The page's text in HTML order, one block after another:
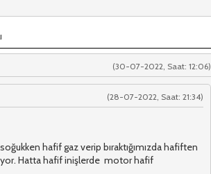
(30-07-2022, Saat: 12:06)
(28-07-2022, Saat: 21:34)
hafif gaz verip bıraktığımızda hafiften
Hatta hafif inişlerde motor hafif